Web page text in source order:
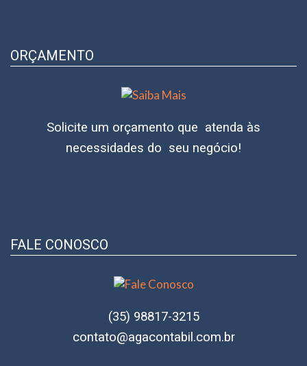
ORÇAMENTO
Solicite um orçamento que atenda às
necessidades do seu negócio!
FALE CONOSCO
(35) 98817-3215
contato@agacontabil.com.br